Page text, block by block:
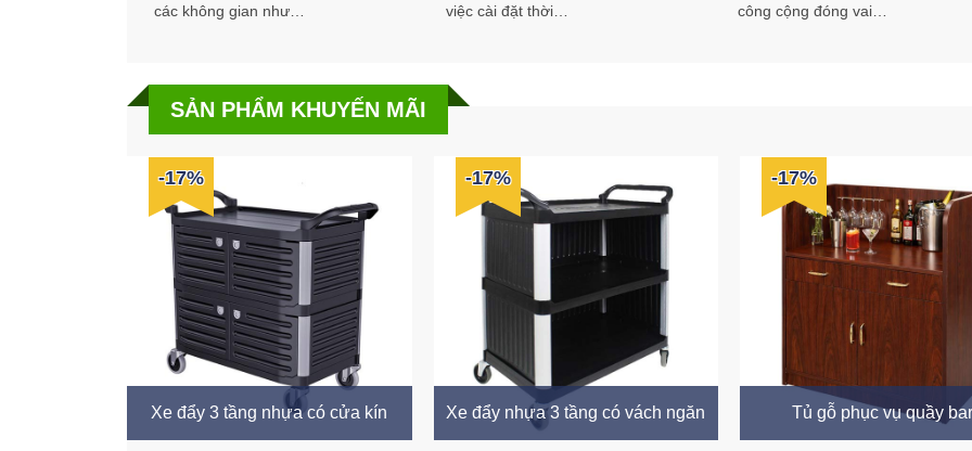
các không gian như…
việc cài đặt thời…
công cộng đóng vai…
SẢN PHẨM KHUYẾN MÃI
-17%
Xe đẩy 3 tầng nhựa có cửa kín
-17%
Xe đẩy nhựa 3 tầng có vách ngăn
-17%
Tủ gỗ phục vụ quầy bar